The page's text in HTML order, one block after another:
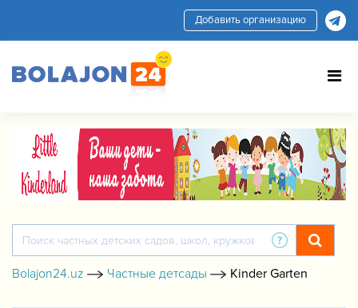
Добавить организацию
Bolajon24.uz Частные детсады Kinder Garten